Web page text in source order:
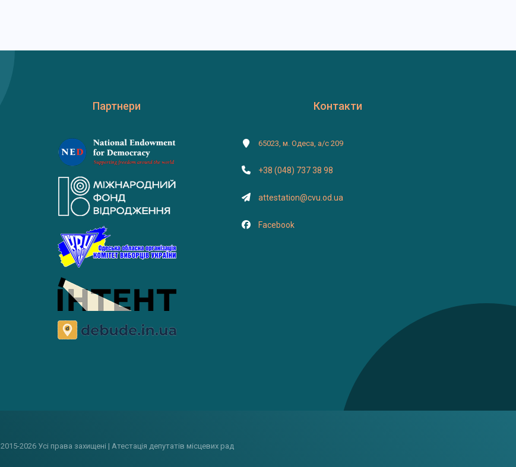
Партнери Контакти
65023, м. Одеса, а/с 209
+38 (048) 737 38 98
attestation@cvu.od.ua
Facebook
2015-2026 Усі права захищені | Атестація депутатів місцевих рад